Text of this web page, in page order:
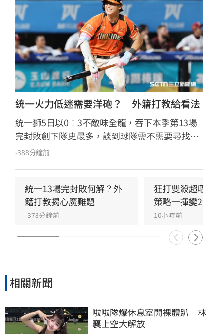
統一火力低迷需要洋砲？　外籍打教給看法
統一獅5日以0：3不敵味全龍，吞下本季第13場
完封敗創下隊史最多，談到球隊需不需要尋找洋
砲加強火力，外籍打擊教練馬修爾直言談補強不
-388分鐘前
統一13場完封敗何解？外
籍打教揭心魔難題
-378分鐘前
狂打雙殺超嘔
策略一揮變2分
10小時前
相關新聞
啦啦隊爆休息室開裸體趴　林
襄上空大解放